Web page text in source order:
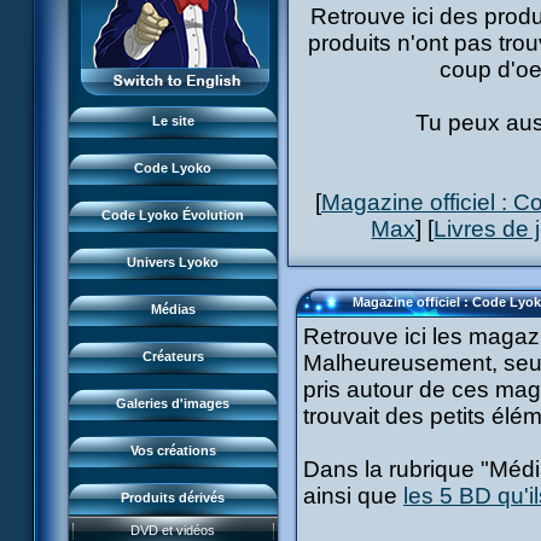
Le site
L'équipe
LyokoRéseau
Professionnels
Code Lyoko
Monstres
Lieux
Dossiers
Lyokostats
Historique CL
Code Lyoko Évolution
XANA
Monstres
Lieux
Dossiers
Lyokostats
Histoire CLE
Univers Lyoko
Garage Kids
Bande dessinée
CL Chronicles
Évènements CL
Source d'inspiration
Interviews
Médias
Musiques
Renders & images HD
Conceptuels
Revue de presse
Subdigitals US
Créateurs
Moonscoop
Norimage
Créateurs CL
Créateurs CLE
Galeries d'images
Code Lyoko
Évolution (Terre)
Évolution (Virtuel)
Renders & images HD
Vos créations
FanArts
FanFictions
FanProjets
Perles du net
Magazine
LyokoMotion
LyokoTube
Produits dérivés
DVD et vidéos
Jeu FR3
Course CL
Retrouve ici des
produits n'ont pas
coup
Tu peux
[Magazine officiel :
Max] [Livres de
Magazine officiel : Code
Retrouve ici les
Malheureusement,
pris autour de ces
trouvait des petits
Dans la rubrique
ainsi que les 5 BD